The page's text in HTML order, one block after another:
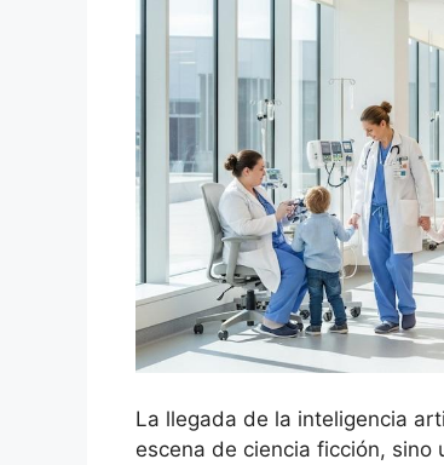
La llegada de la inteligencia
escena de ciencia ficción, sino